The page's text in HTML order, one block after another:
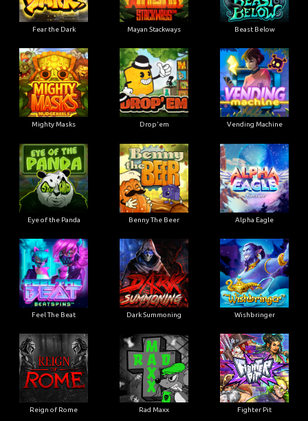
Fear the Dark Mayan Stackways Beast Below
Mighty Masks Drop'em Vending Machine
Eye of the Panda Benny The Beer Alpha Eagle
Feel The Beat Dark Summoning Wishbringer
Reign of Rome Rad Maxx Fighter Pit